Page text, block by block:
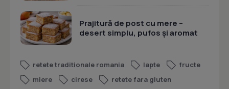
Prajitură de post cu mere –
desert simplu, pufos și aromat
retete traditionale romania lapte
fructe
miere
cirese
retete fara gluten